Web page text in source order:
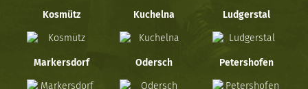
Kosmütz Kuchelna Ludgerstal
Markersdorf Odersch Petershofen